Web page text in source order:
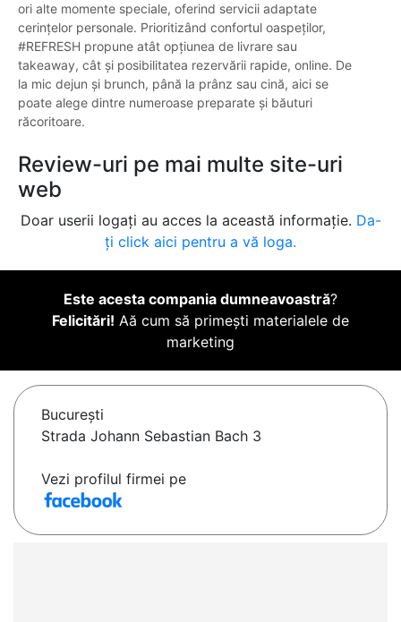
ori alte momente speciale, oferind servicii adaptate
cerințelor personale. Prioritizând confortul oaspeților,
#REFRESH propune atât opțiunea de livrare sau
takeaway, cât și posibilitatea rezervării rapide, online. De
la mic dejun și brunch, până la prânz sau cină, aici se
poate alege dintre numeroase preparate și băuturi
răcoritoare.
Review-uri pe mai multe site-uri
web
Doar userii logați au acces la această informație. Da-
ți click aici pentru a vă loga.
Este acesta compania dumneavoastră?
Felicitări! Aă cum să primești materialele de
marketing
Bucureşti
Strada Johann Sebastian Bach 3
Vezi profilul firmei pe